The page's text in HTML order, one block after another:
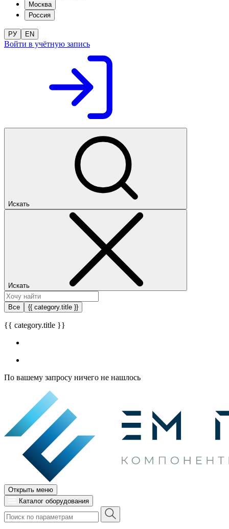
Москва
Россия
РУ EN
Войти в учётную запись
Искать
Искать
Все {{ category.title }}
{{ category.title }}
По вашему запросу ничего не нашлось
Открыть меню
Каталог оборудования